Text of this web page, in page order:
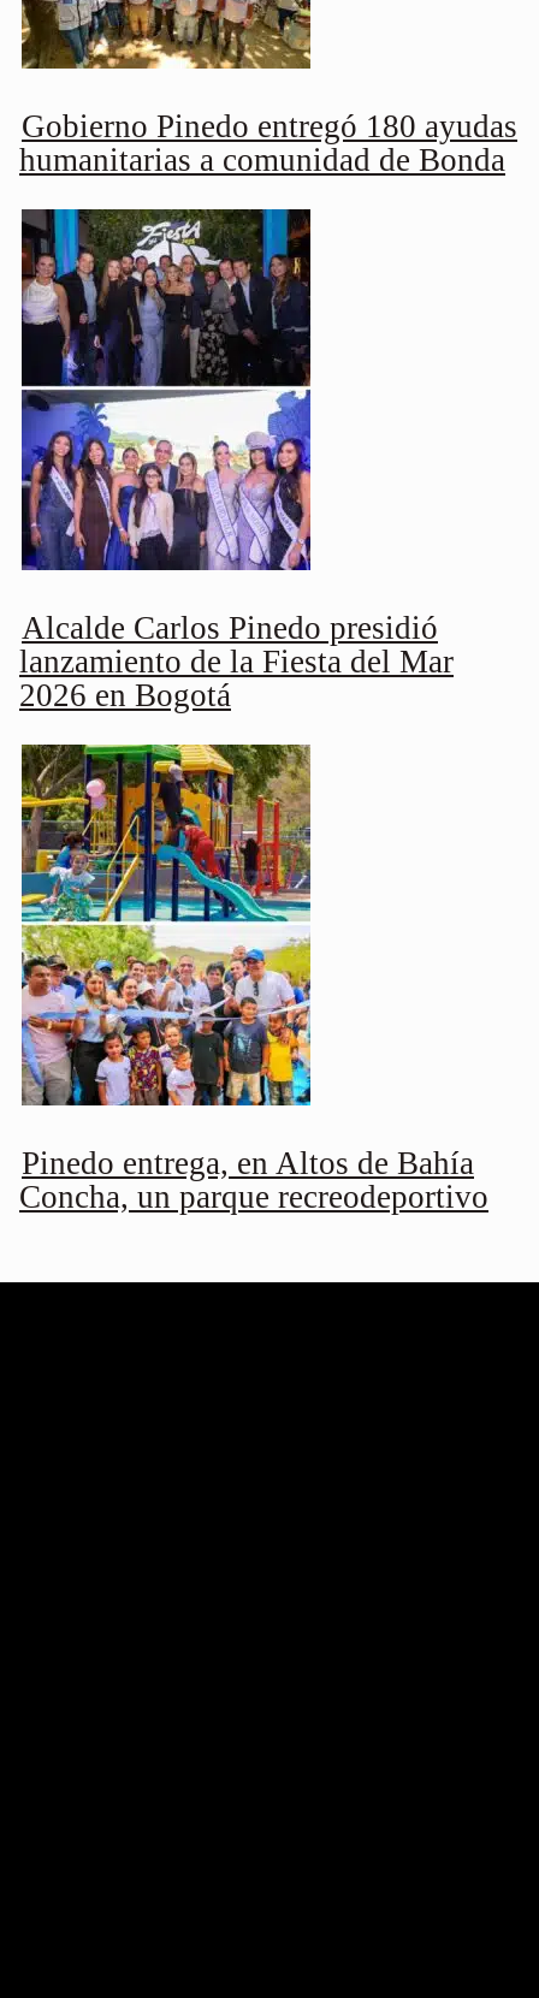
Gobierno Pinedo entregó 180 ayudas
humanitarias a comunidad de Bonda
Alcalde Carlos Pinedo presidió
lanzamiento de la Fiesta del Mar
2026 en Bogotá
Pinedo entrega, en Altos de Bahía
Concha, un parque recreodeportivo